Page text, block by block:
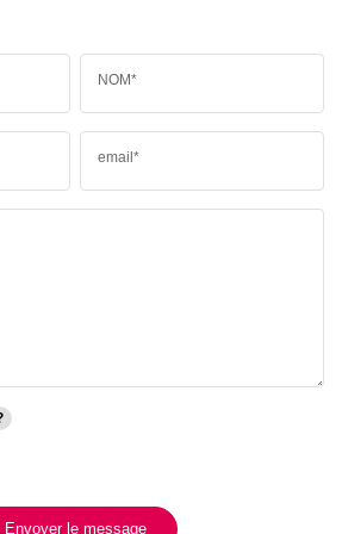
NOM*
email*
Envoyer le message